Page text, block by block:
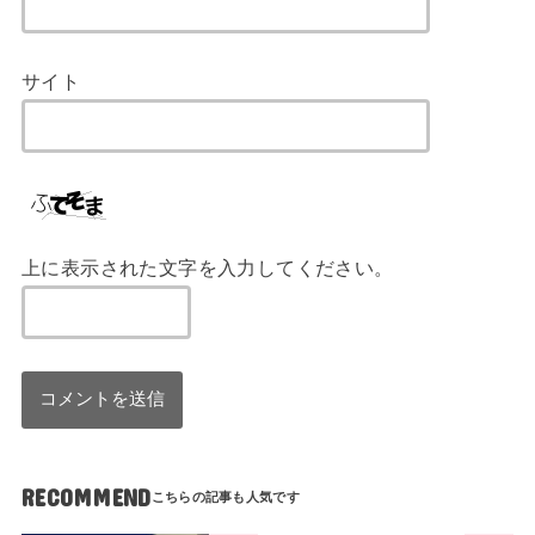
サイト
上に表示された文字を入力してください。
RECOMMEND